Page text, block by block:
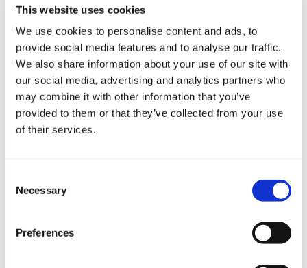
This website uses cookies
We use cookies to personalise content and ads, to
provide social media features and to analyse our traffic.
We also share information about your use of our site with
our social media, advertising and analytics partners who
may combine it with other information that you’ve
provided to them or that they’ve collected from your use
of their services.
Selection
Necessary
Preferences
モンスターハンターワイルズ モ
ルダー BOX（1BOX/10個入り）
アクルス 【復刻版】
13,200円 (税込)